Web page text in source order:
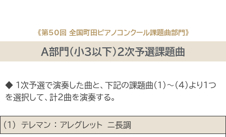
《第50回 全国町田ピアノコンクール課題曲部門》
A部門（小３以下）2次予選課題曲
◆ 1次予選で演奏した曲と、下記の課題曲(1)～(4)より１つ
を選択して、計２曲を演奏する。
(1) テレマン ： アレグレット ニ長調